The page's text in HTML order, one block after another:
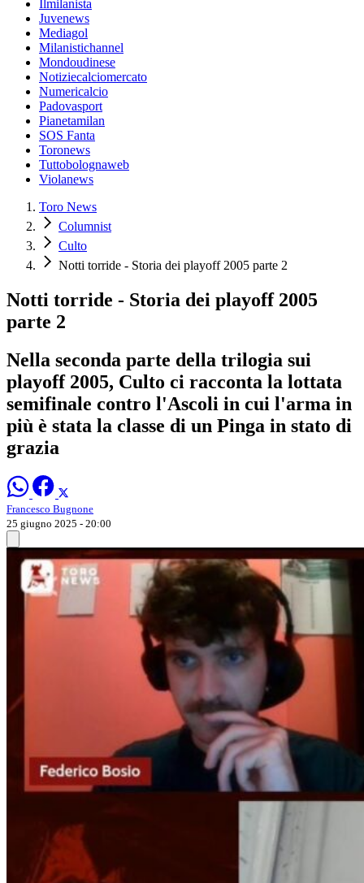
Ilmilanista
Juvenews
Mediagol
Milanistichannel
Mondoudinese
Notiziecalciomercato
Numericalcio
Padovasport
Pianetamilan
SOS Fanta
Toronews
Tuttobolognaweb
Violanews
Toro News
Columnist
Culto
Notti torride - Storia dei playoff 2005 parte 2
Notti torride - Storia dei playoff 2005
parte 2
Nella seconda parte della trilogia sui
playoff 2005, Culto ci racconta la lottata
semifinale contro l'Ascoli in cui l'arma in
più è stata la classe di un Pinga in stato di
grazia
Francesco Bugnone
25 giugno 2025 - 20:00